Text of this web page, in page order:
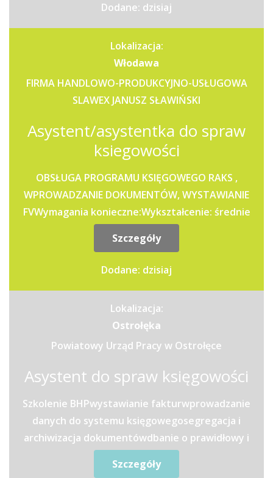
Dodane: dzisiaj
Lokalizacja:
Włodawa
FIRMA HANDLOWO-PRODUKCYJNO-USŁUGOWA
SLAWEX JANUSZ SŁAWIŃSKI
Asystent/asystentka do spraw
ksiegowości
OBSŁUGA PROGRAMU KSIĘGOWEGO RAKS ,
WPROWADZANIE DOKUMENTÓW, WYSTAWIANIE
FVWymagania konieczne:Wykształcenie: średnie
branżoweUprawnienia: Dobre...
Szczegóły
Dodane: dzisiaj
Lokalizacja:
Ostrołęka
Powiatowy Urząd Pracy w Ostrołęce
Asystent do spraw księgowości
Szkolenie BHPwystawianie fakturwprowadzanie
danych do systemu księgowegosegregacja i
archiwizacja dokumentówdbanie o prawidłowy i
terminowy obieg...
Szczegóły